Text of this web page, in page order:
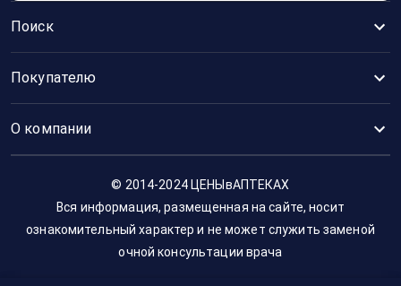
Поиск
Покупателю
О компании
© 2014-2024 ЦЕНЫвАПТЕКАХ
Вся информация, размещенная на сайте, носит
ознакомительный характер и не может служить заменой
очной консультации врача